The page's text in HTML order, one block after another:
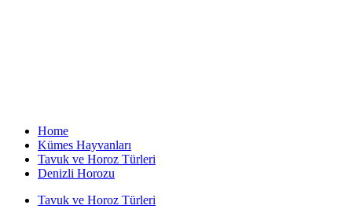
Home
Kümes Hayvanları
Tavuk ve Horoz Türleri
Denizli Horozu
Tavuk ve Horoz Türleri